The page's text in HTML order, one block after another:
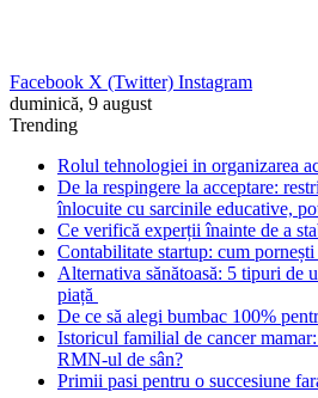
Facebook X (Twitter) Instagram
duminică, 9 august
Trending
Rolul tehnologiei in organizarea
De la respingere la acceptare:
înlocuite cu sarcinile educative,
Ce verifică experții înainte de a
Contabilitate startup: cum
Alternativa sănătoasă: 5 tipuri de
piață
De ce să alegi bumbac 100%
Istoricul familial de cancer
RMN-ul de sân?
Primii pasi pentru o succesiune